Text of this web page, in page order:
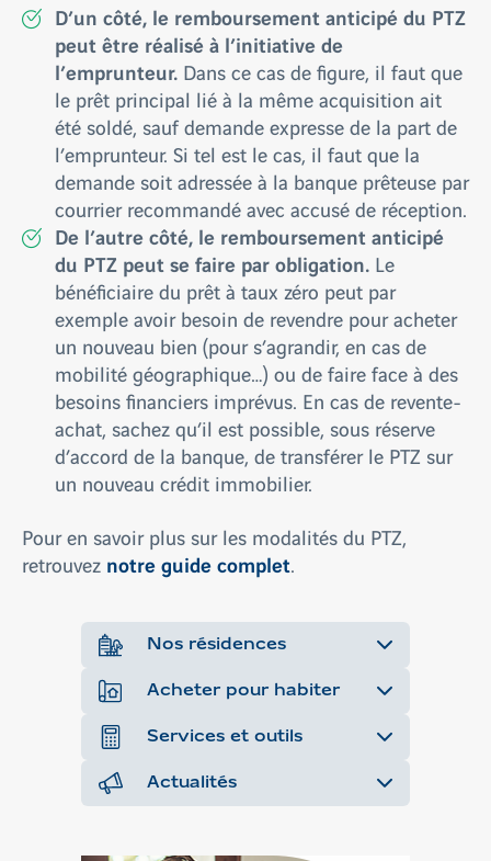
Nos résidences
Acheter pour habiter
Services et outils
Actualités
D’un côté, le remboursement anticipé du PTZ
peut être réalisé à l’initiative de
l’emprunteur. Dans ce cas de figure, il faut que
le prêt principal lié à la même acquisition ait
été soldé, sauf demande expresse de la part de
l’emprunteur. Si tel est le cas, il faut que la
demande soit adressée à la banque prêteuse par
courrier recommandé avec accusé de réception.
De l’autre côté, le remboursement anticipé
du PTZ peut se faire par obligation. Le
bénéficiaire du prêt à taux zéro peut par
exemple avoir besoin de revendre pour acheter
un nouveau bien (pour s’agrandir, en cas de
mobilité géographique…) ou de faire face à des
besoins financiers imprévus. En cas de revente-
achat, sachez qu’il est possible, sous réserve
d’accord de la banque, de transférer le PTZ sur
un nouveau crédit immobilier.
Pour en savoir plus sur les modalités du PTZ,
retrouvez notre guide complet.